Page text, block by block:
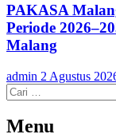
PAKASA
Periode
Malang
admin 2 Agustus
Cari
untuk:
Menu